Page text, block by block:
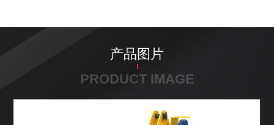
产品图片
PRODUCT IMAGE